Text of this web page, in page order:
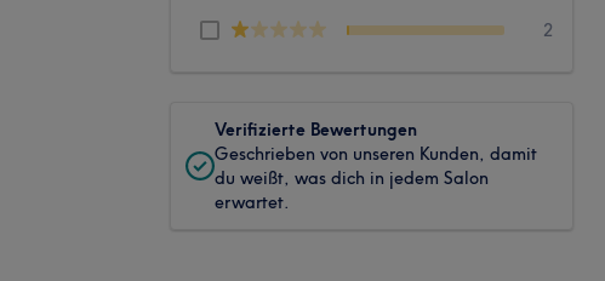
2
Verifizierte Bewertungen
Geschrieben von unseren Kunden, damit
du weißt, was dich in jedem Salon
erwartet.